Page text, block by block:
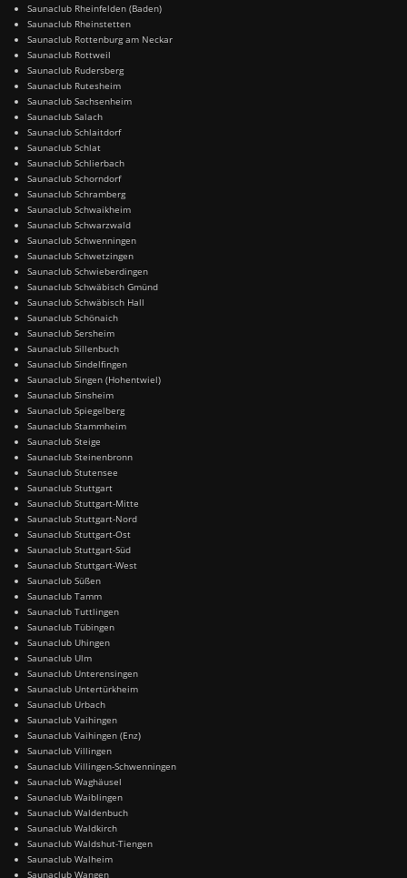
Saunaclub Rheinfelden (Baden)
Saunaclub Rheinstetten
Saunaclub Rottenburg am Neckar
Saunaclub Rottweil
Saunaclub Rudersberg
Saunaclub Rutesheim
Saunaclub Sachsenheim
Saunaclub Salach
Saunaclub Schlaitdorf
Saunaclub Schlat
Saunaclub Schlierbach
Saunaclub Schorndorf
Saunaclub Schramberg
Saunaclub Schwaikheim
Saunaclub Schwarzwald
Saunaclub Schwenningen
Saunaclub Schwetzingen
Saunaclub Schwieberdingen
Saunaclub Schwäbisch Gmünd
Saunaclub Schwäbisch Hall
Saunaclub Schönaich
Saunaclub Sersheim
Saunaclub Sillenbuch
Saunaclub Sindelfingen
Saunaclub Singen (Hohentwiel)
Saunaclub Sinsheim
Saunaclub Spiegelberg
Saunaclub Stammheim
Saunaclub Steige
Saunaclub Steinenbronn
Saunaclub Stutensee
Saunaclub Stuttgart
Saunaclub Stuttgart-Mitte
Saunaclub Stuttgart-Nord
Saunaclub Stuttgart-Ost
Saunaclub Stuttgart-Süd
Saunaclub Stuttgart-West
Saunaclub Süßen
Saunaclub Tamm
Saunaclub Tuttlingen
Saunaclub Tübingen
Saunaclub Uhingen
Saunaclub Ulm
Saunaclub Unterensingen
Saunaclub Untertürkheim
Saunaclub Urbach
Saunaclub Vaihingen
Saunaclub Vaihingen (Enz)
Saunaclub Villingen
Saunaclub Villingen-Schwenningen
Saunaclub Waghäusel
Saunaclub Waiblingen
Saunaclub Waldenbuch
Saunaclub Waldkirch
Saunaclub Waldshut-Tiengen
Saunaclub Walheim
Saunaclub Wangen